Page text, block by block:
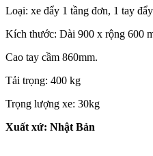
Loại: xe đẩy 1 tầng đơn, 1 tay đẩy
Kích thước: Dài 900 x rộng 600
Cao tay cầm 860mm.
Tải trọng: 400 kg
Trọng lượng xe: 30kg
Xuất xứ: Nhật Bản